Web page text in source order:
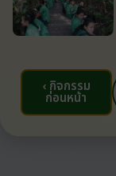
‹ กิจกรรม
ก่อนหน้า